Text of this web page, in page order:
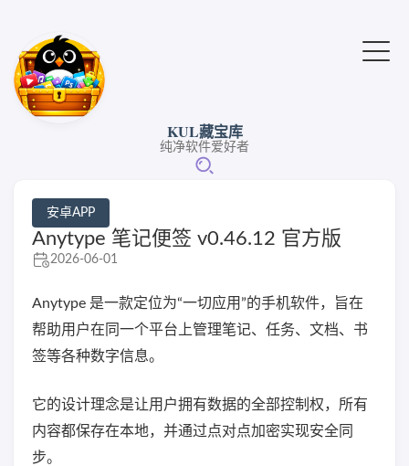
KUL藏宝库
纯净软件爱好者
安卓APP
Anytype 笔记便签 v0.46.12 官方版
2026-06-01
Anytype 是一款定位为“一切应用”的手机软件，旨在
帮助用户在同一个平台上管理笔记、任务、文档、书
签等各种数字信息。
它的设计理念是让用户拥有数据的全部控制权，所有
内容都保存在本地，并通过点对点加密实现安全同
步。